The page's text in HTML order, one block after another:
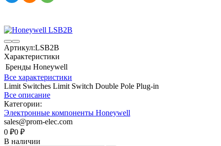
Артикул:LSB2B
Характеристики
Бренды Honeywell
Все характеристики
Limit Switches Limit Switch Double Pole Plug-in
Все описание
Категории:
Электронные компоненты Honeywell
sales@prom-elec.com
0 ₽0 ₽
В наличии